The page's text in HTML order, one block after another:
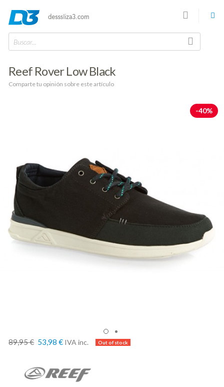
Buscar...
Reef Rover Low Black
Comparte tu opinión sobre este artículo
-40%
89,95 € 53,98 € IVA inc.